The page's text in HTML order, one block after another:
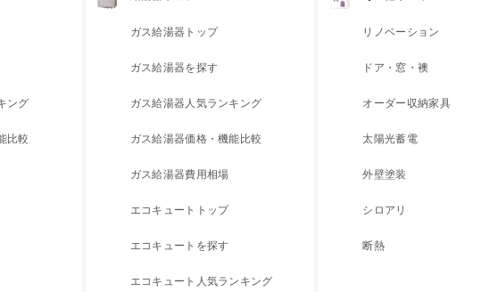
ング
比較
ガス給湯器トップ
ガス給湯器を探す
ガス給湯器人気ランキング
ガス給湯器価格・機能比較
ガス給湯器費用相場
エコキュートトップ
エコキュートを探す
エコキュート人気ランキング
リノベーション
ドア・窓・襖
オーダー収納家具
太陽光蓄電
外壁塗装
シロアリ
断熱